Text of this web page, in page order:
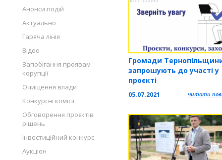
Анонси подій
Актуально
Гаряча лінія
Відео
Запобігання проявам
корупції
Очищення влади
Конкурсні комісії
Обговорення проєктів
рішень
Інвестиційний конкурс
Аукціон
Громади
запрошують до участі у
проєкті
05.07.2021 читати